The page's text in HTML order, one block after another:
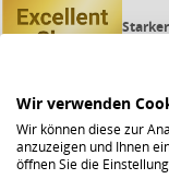
Um
Jede
Wir verwenden
Wir können diese zur
anzuzeigen und Ihnen
öffnen Sie die